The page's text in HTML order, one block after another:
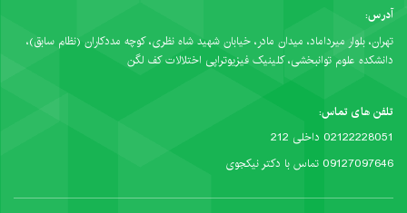
آدرس:
تهران، بلوار میرداماد، میدان مادر، خیابان شهید شاه نظری، کوچه مددکاران (نظام سابق)،
دانشکده علوم توانبخشی، کلینیک فیزیوتراپی اختلالات کف لگن
تلفن های تماس:
02122228051 داخلی 212
09127097646 تماس با دکتر نیکجوی